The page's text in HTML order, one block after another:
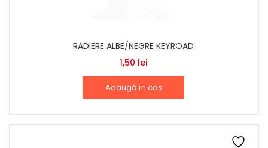
RADIERE ALBE/NEGRE KEYROAD
1,50 lei
Adaugă în coș